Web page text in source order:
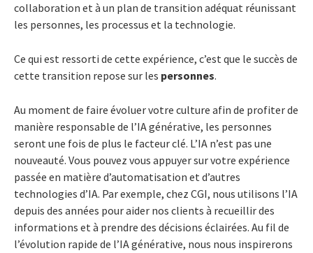
collaboration et à un plan de transition adéquat réunissant
les personnes, les processus et la technologie.
Ce qui est ressorti de cette expérience, c’est que le succès de
cette transition repose sur les personnes.
Au moment de faire évoluer votre culture afin de profiter de
manière responsable de l’IA générative, les personnes
seront une fois de plus le facteur clé. L’IA n’est pas une
nouveauté. Vous pouvez vous appuyer sur votre expérience
passée en matière d’automatisation et d’autres
technologies d’IA. Par exemple, chez CGI, nous utilisons l’IA
depuis des années pour aider nos clients à recueillir des
informations et à prendre des décisions éclairées. Au fil de
l’évolution rapide de l’IA générative, nous nous inspirerons